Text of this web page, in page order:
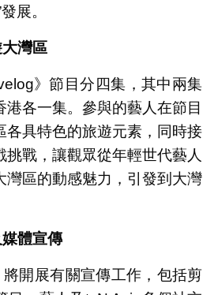
展。
灣區
》節目分四集，其中兩集
各一集。參與的藝人在節目
各具特色的旅遊元素，同時接
挑戰，讓觀眾從年輕世代藝人
灣區的動感魅力，引發到大灣
體宣傳
開展有關宣傳工作，包括剪